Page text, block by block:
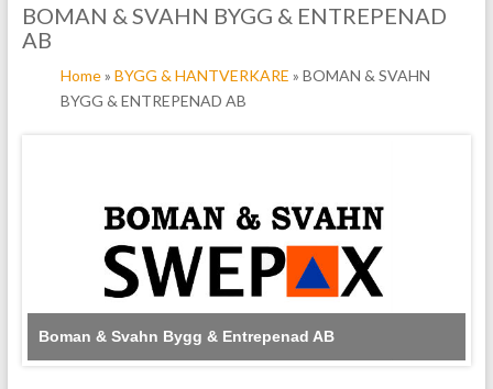
BOMAN & SVAHN BYGG & ENTREPENAD
AB
Home» BYGG & HANTVERKARE » BOMAN & SVAHN
BYGG & ENTREPENAD AB
Boman & Svahn Bygg & Entrepenad AB